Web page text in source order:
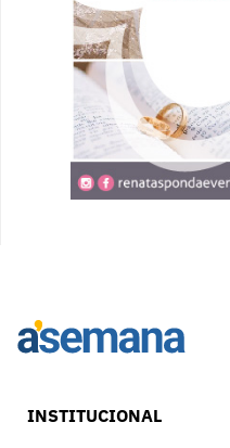
INSTITUCIONAL